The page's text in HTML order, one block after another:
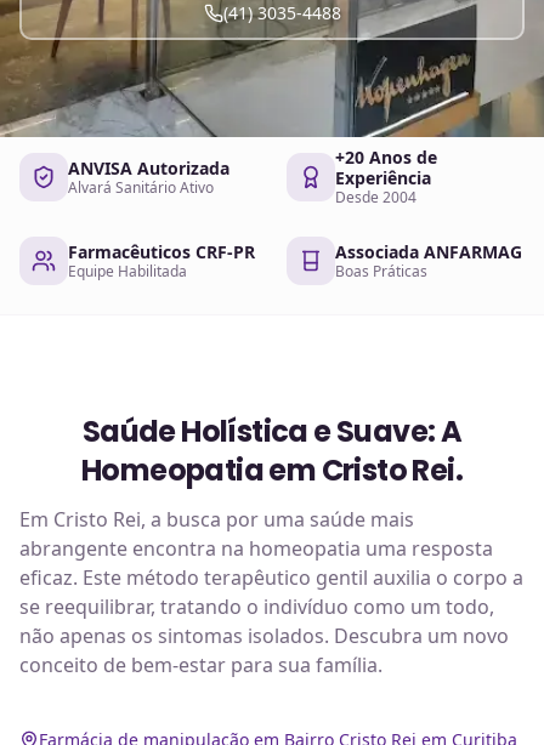
(41) 3035-4488
ANVISA Autorizada
Alvará Sanitário Ativo
+20 Anos de
Experiência
Desde 2004
Farmacêuticos CRF-PR
Equipe Habilitada
Associada ANFARMAG
Boas Práticas
Saúde Holística e Suave: A
Homeopatia em Cristo Rei.
Em Cristo Rei, a busca por uma saúde mais
abrangente encontra na homeopatia uma resposta
eficaz. Este método terapêutico gentil auxilia o corpo a
se reequilibrar, tratando o indivíduo como um todo,
não apenas os sintomas isolados. Descubra um novo
conceito de bem-estar para sua família.
Farmácia de manipulação em Bairro Cristo Rei em Curitiba